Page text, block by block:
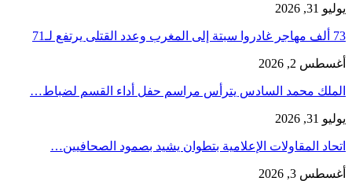
يوليو 31, 2026
73 ألف مهاجر غادروا سبتة إلى المغرب وعدد القتلى يرتفع لـ71
أغسطس 2, 2026
الملك محمد السادس يترأس مراسم حفل أداء القسم لضباط…
يوليو 31, 2026
اتحاد المقاولات الإعلامية بتطوان يشيد بصمود الصحافيين…
أغسطس 3, 2026